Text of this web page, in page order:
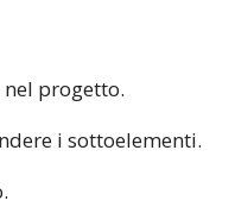
nel progetto.
i sottoelementi.